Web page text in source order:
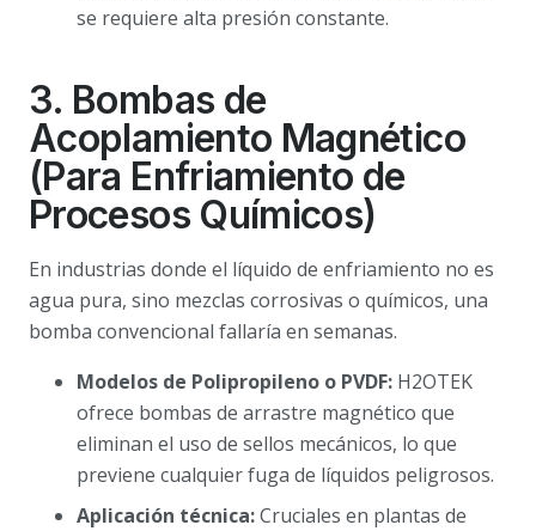
se requiere alta presión constante.
3. Bombas de
Acoplamiento Magnético
(Para Enfriamiento de
Procesos Químicos)
En industrias donde el líquido de enfriamiento no es
agua pura, sino mezclas corrosivas o químicos, una
bomba convencional fallaría en semanas.
Modelos de Polipropileno o PVDF: H2OTEK
ofrece bombas de arrastre magnético que
eliminan el uso de sellos mecánicos, lo que
previene cualquier fuga de líquidos peligrosos.
Aplicación técnica:Cruciales en plantas de